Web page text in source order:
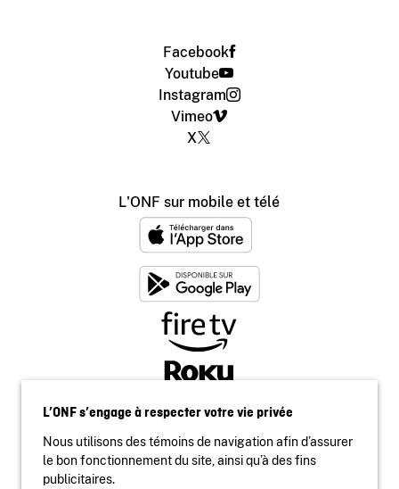
Facebook
Youtube
Instagram
Vimeo
X
L'ONF sur mobile et télé
L’ONF s’engage à respecter votre vie privée
Nous utilisons des témoins de navigation afin d’assurer
le bon fonctionnement du site, ainsi qu’à des fins
publicitaires.